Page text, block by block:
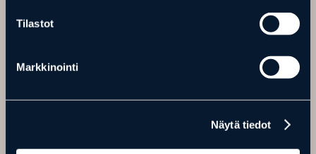
Tilastot
Markkinointi
Näytä tiedot